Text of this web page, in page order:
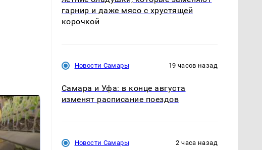
гарнир и даже мясо с хрустящей
корочкой
Новости Самары 19 часов назад
Самара и Уфа: в конце августа
изменят расписание поездов
Новости Самары 2 часа назад